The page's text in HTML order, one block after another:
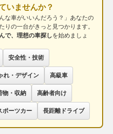
いませんか？
な車がいいんだろう？」あなたの
りの一台がきっと見つかります。
で、理想の車探しを始めましょ
安全性・技術
れ・デザイン 高級車
物・収納 高齢者向け
ポーツカー 長距離ドライブ